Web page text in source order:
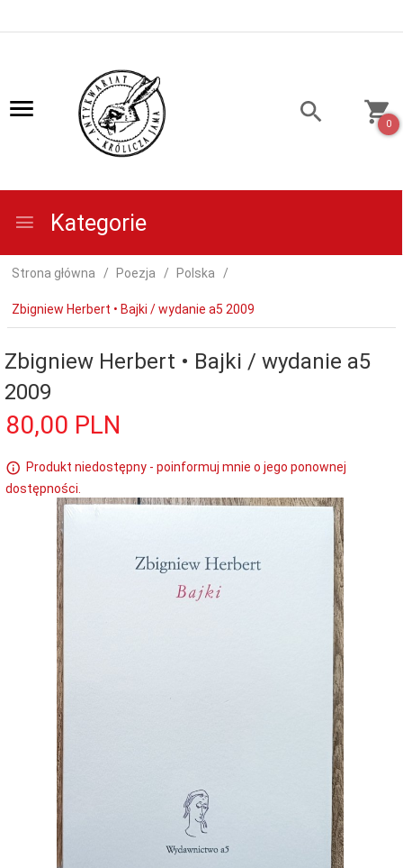
0
Kategorie
Strona główna Poezja Polska
Zbigniew Herbert • Bajki / wydanie a5 2009
Zbigniew Herbert • Bajki / wydanie a5
2009
80,00 PLN
Produkt niedostępny - poinformuj mnie o jego ponownej
dostępności.